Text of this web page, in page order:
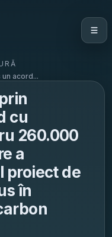
acord...
cu
260.000
a
proiect de
în